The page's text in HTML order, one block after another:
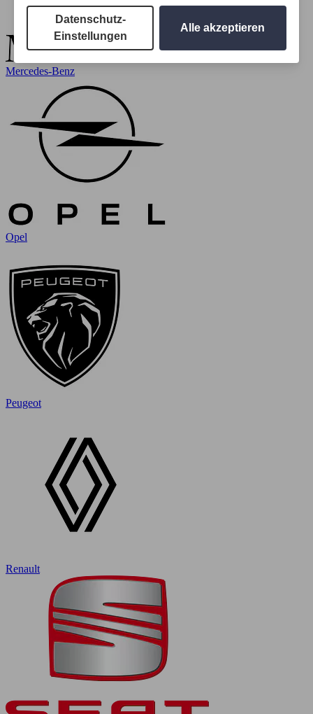
Mercedes-Benz
Opel
Peugeot
Renault
Datenschutz-
Einstellungen
Alle akzeptieren